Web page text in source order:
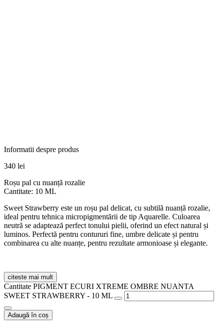
Informatii despre produs
340 lei
Roșu pal cu nuanță rozalie
Cantitate: 10 ML
Sweet Strawberry este un roșu pal delicat, cu subtilă nuanță rozalie,
ideal pentru tehnica micropigmentării de tip Aquarelle. Culoarea
neutră se adaptează perfect tonului pielii, oferind un efect natural și
luminos. Perfectă pentru contururi fine, umbre delicate și pentru
combinarea cu alte nuanțe, pentru rezultate armonioase și elegante.
citeste mai mult
Cantitate PIGMENT ECURI XTREME OMBRE NUANTA
SWEET STRAWBERRY - 10 ML
Adaugă în coș